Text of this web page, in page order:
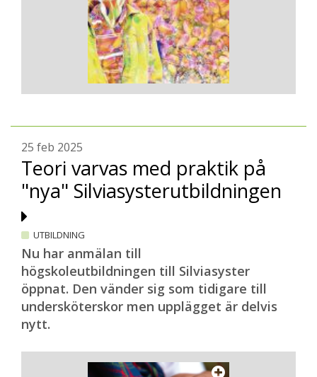
25 feb 2025
Teori varvas med praktik på
"nya" Silviasysterutbildningen
UTBILDNING
Nu har anmälan till
högskoleutbildningen till Silviasyster
öppnat. Den vänder sig som tidigare till
undersköterskor men upplägget är delvis
nytt.